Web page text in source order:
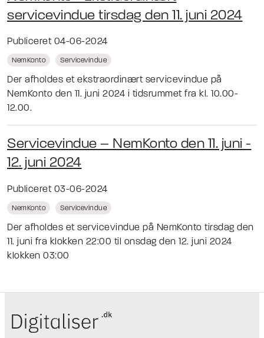
servicevindue tirsdag den 11. juni 2024
Publiceret 04-06-2024
NemKonto Servicevindue
Der afholdes et ekstraordinært servicevindue på
NemKonto den 11. juni 2024 i tidsrummet fra kl. 10.00-
12.00.
Servicevindue – NemKonto den 11. juni -
12. juni 2024
Publiceret 03-06-2024
NemKonto Servicevindue
Der afholdes et servicevindue på NemKonto tirsdag den
11. juni fra klokken 22:00 til onsdag den 12. juni 2024
klokken 03:00